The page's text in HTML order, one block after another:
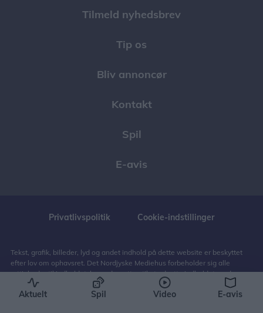
Tilmeld nyhedsbrev
Tip os
Bliv annoncør
Kontakt
Spil
E-avis
Privatlivspolitik Cookie-indstillinger
Tekst, grafik, billeder, lyd og andet indhold på dette website er beskyttet
efter lov om ophavsret. Det Nordjyske Mediehus forbeholder sig alle
rettigheder til indholdet, herunder retten til at udnytte indholdet med
henblik på tekst- og datamining, jf. ophavsretslovens § 11 b og DSM-
direktivets artikel 4.
Aktuelt Spil Video E-avis